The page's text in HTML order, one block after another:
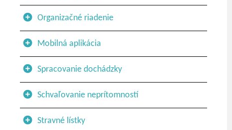
Organizačné riadenie
Mobilná aplikácia
Spracovanie dochádzky
Schvaľovanie neprítomností
Stravné lístky